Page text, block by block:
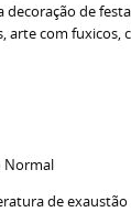
de
com fuxicos,
Normal
de